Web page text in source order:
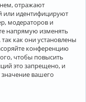
отражают
или идентифицируют
модераторов и
напрямую изменять
как они установлены
конференцию
чтобы повысить
это запрещено, и
вашего